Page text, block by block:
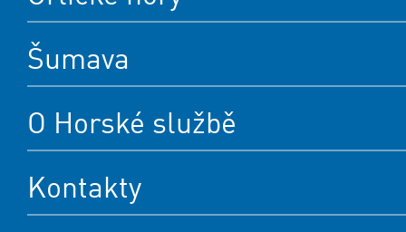
Šumava
O Horské službě
Kontakty